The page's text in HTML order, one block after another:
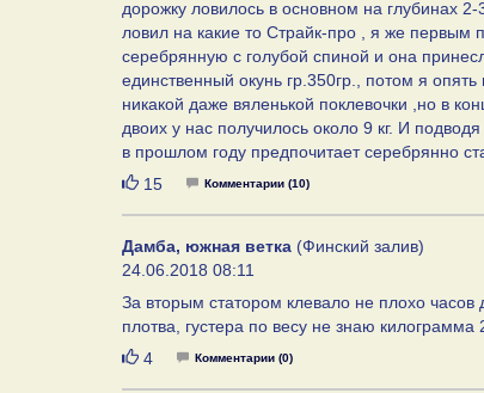
дорожку ловилось в основном на глубинах
ловил на какие то Страйк-про , я же первым
серебрянную с голубой спиной и она
единственный окунь гр.350гр., потом я
никакой даже вяленькой поклевочки ,но в
двоих у нас получилось около 9 кг. И
в прошлом году предпочитает серебрянно
Нравится
15 Комментарии (10)
Дамба, южная ветка (Финский залив)
24.06.2018 08:11
За вторым статором клевало не плохо
плотва, густера по весу не знаю килограмма
Нравится
4 Комментарии (0)